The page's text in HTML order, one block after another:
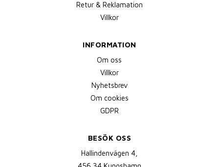
Retur & Reklamation
Villkor
INFORMATION
Om oss
Villkor
Nyhetsbrev
Om cookies
GDPR
BESÖK OSS
Hallindenvägen 4,